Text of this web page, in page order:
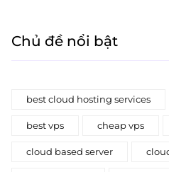
Chủ đề nổi bật
best cloud hosting services
best vps cheap vps
cloud based server